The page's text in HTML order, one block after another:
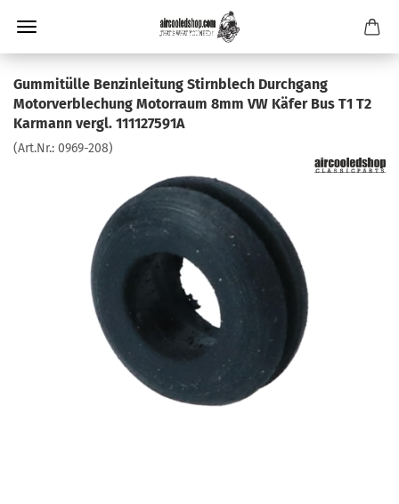
Gummitülle Benzinleitung Stirnblech Durchgang
Motorverblechung Motorraum 8mm VW Käfer Bus T1 T2
Karmann vergl. 111127591A
(Art.Nr.: 0969-208)